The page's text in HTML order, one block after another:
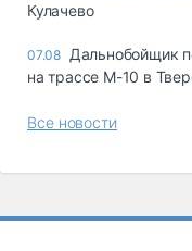
Кулачево
07.08 Дальнобойщик
на трассе М-10 в
Все новости